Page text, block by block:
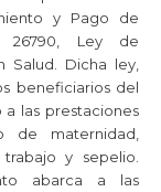
y Pago de
26790, Ley de
Salud. Dicha ley,
beneficiarios del
las prestaciones
de maternidad,
y sepelio.
abarca a las